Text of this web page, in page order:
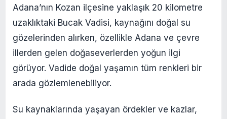
Adana’nın Kozan ilçesine yaklaşık 20 kilometre
uzaklıktaki Bucak Vadisi, kaynağını doğal su
gözelerinden alırken, özellikle Adana ve çevre
illerden gelen doğaseverlerden yoğun ilgi
görüyor. Vadide doğal yaşamın tüm renkleri bir
arada gözlemlenebiliyor.
Su kaynaklarında yaşayan ördekler ve kazlar,